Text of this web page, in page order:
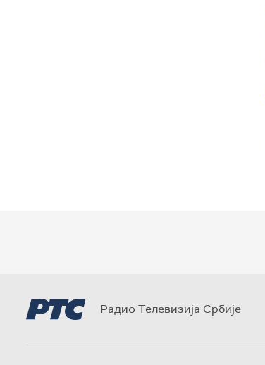
Радио Телевизија Србије